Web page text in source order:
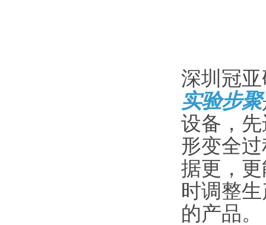
深圳冠亚
实验步聚
设备，
形变全
据更，
时调整
的产品。